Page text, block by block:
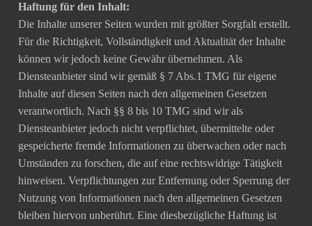
Haftung für den Inhalt:
Die Inhalte unserer Seiten wurden mit größter Sorgfalt erstellt.
Für die Richtigkeit, Vollständigkeit und Aktualität der Inhalte
können wir jedoch keine Gewähr übernehmen. Als
Diensteanbieter sind wir gemäß § 7 Abs.1 TMG für eigene
Inhalte auf diesen Seiten nach den allgemeinen Gesetzen
verantwortlich. Nach §§ 8 bis 10 TMG sind wir als
Diensteanbieter jedoch nicht verpflichtet, übermittelte oder
gespeicherte fremde Informationen zu überwachen oder nach
Umständen zu forschen, die auf eine rechtswidrige Tätigkeit
hinweisen. Verpflichtungen zur Entfernung oder Sperrung der
Nutzung von Informationen nach den allgemeinen Gesetzen
bleiben hiervon unberührt. Eine diesbezügliche Haftung ist